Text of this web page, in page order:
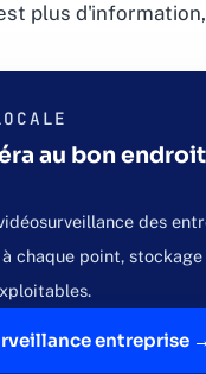
plus
au bon
des
chaque point,
entreprise →